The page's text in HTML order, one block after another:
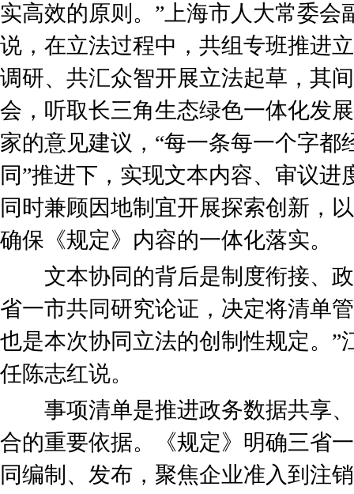
实高效的原则。”上海市人大常委会
说，在立法过程中，共组专班推进
调研、共汇众智开展立法起草，其
会，听取长三角生态绿色一体化发
家的意见建议，“每一条每一个字都
同”推进下，实现文本内容、审议进
同时兼顾因地制宜开展探索创新，
确保《规定》内容的一体化落实。
文本协同的背后是制度衔接、政
省一市共同研究论证，决定将清单
也是本次协同立法的创制性规定。”
任陈志红说。
事项清单是推进政务数据共享、
合的重要依据。《规定》明确三省
同编制、发布，聚焦企业准入到注